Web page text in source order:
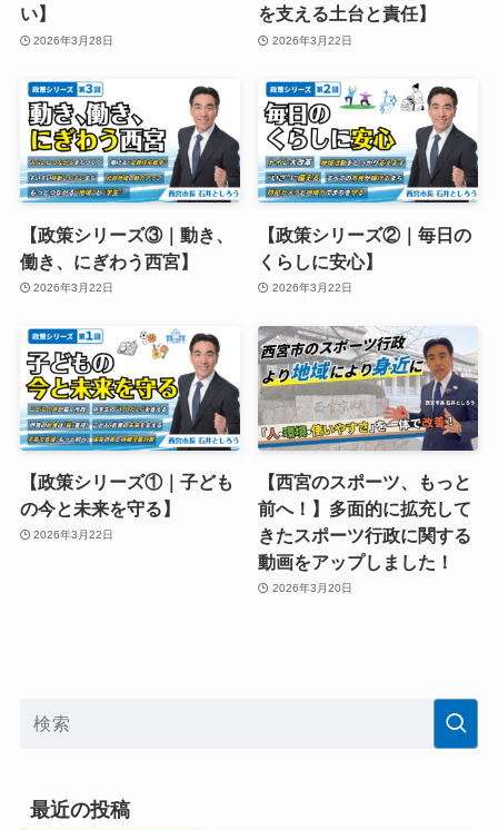
い】
2026年3月28日
を支える土台と責任】
2026年3月22日
【政策シリーズ③｜動き、
働き、にぎわう西宮】
2026年3月22日
【政策シリーズ②｜毎日の
くらしに安心】
2026年3月22日
【政策シリーズ①｜子ども
の今と未来を守る】
2026年3月22日
【西宮のスポーツ、もっと
前へ！】多面的に拡充して
きたスポーツ行政に関する
動画をアップしました！
2026年3月20日
最近の投稿